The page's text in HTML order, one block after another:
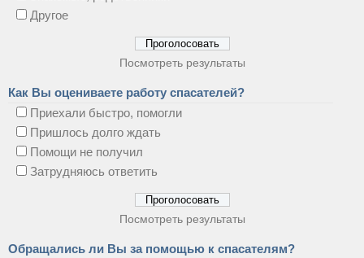
Другое
Посмотреть результаты
Как Вы оцениваете работу спасателей?
Приехали быстро, помогли
Пришлось долго ждать
Помощи не получил
Затрудняюсь ответить
Посмотреть результаты
Обращались ли Вы за помощью к спасателям?